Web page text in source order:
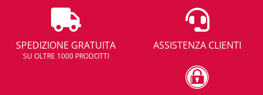
SPEDIZIONE GRATUITA
SU OLTRE 1000 PRODOTTI
ASSISTENZA CLIENTI